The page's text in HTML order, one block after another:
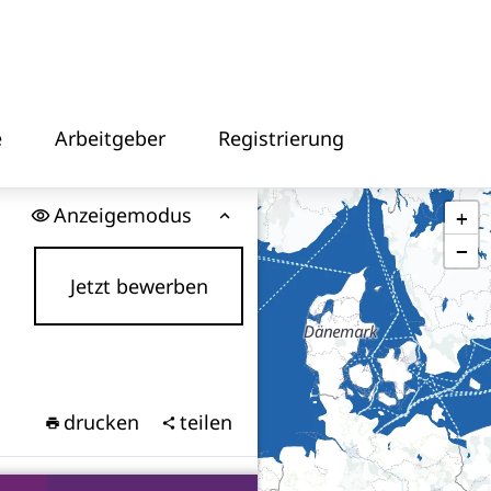
Arbeitgeber Registrierung
Anzeigemodus
Jetzt bewerben
drucken teilen
+
−